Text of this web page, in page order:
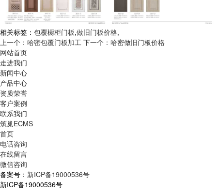
相关标签： 包覆橱柜门板,做旧门板价格,
上一个：哈密包覆门板加工 下一个：哈密做旧门板价格
网站首页
走进我们
新闻中心
产品中心
资质荣誉
客户案例
联系我们
筑巢ECMS
首页
电话咨询
在线留言
微信咨询
备案号： 新ICP备19000536号
新ICP备19000536号